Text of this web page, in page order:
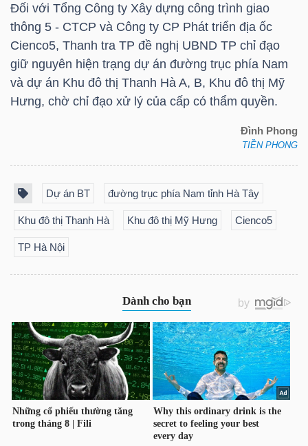
Đối với Tổng Công ty Xây dựng công trình giao
thông 5 - CTCP và Công ty CP Phát triển địa ốc
Cienco5, Thanh tra TP đề nghị UBND TP chỉ đạo
giữ nguyên hiện trạng dự án đường trục phía Nam
và dự án Khu đô thị Thanh Hà A, B, Khu đô thị Mỹ
Hưng, chờ chỉ đạo xử lý của cấp có thẩm quyền.
Đình Phong
TIỀN PHONG
Dự án BT đường trục phía Nam tỉnh Hà Tây
Khu đô thị Thanh Hà Khu đô thị Mỹ Hưng Cienco5
TP Hà Nội
BẤT
ĐỘNG
khoán
Tất cả
(-)
Tất cả Người nội bộ Người liên quan Cổ đông lớn
Tin
tức
(-)